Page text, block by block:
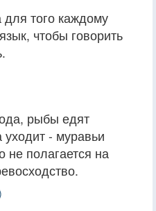
для того каждому
чтобы говорить
рыбы едят
уходит - муравьи
не полагается на